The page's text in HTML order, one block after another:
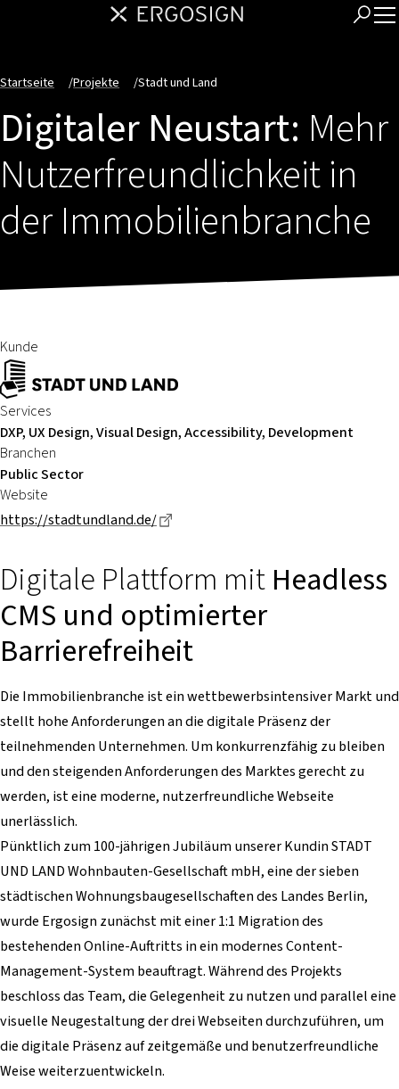
Startseite /Projekte /Stadt und Land
Digitaler Neustart: Mehr
Nutzerfreundlichkeit in
der Immobilienbranche
Kunde
Services
DXP, UX Design, Visual Design, Accessibility, Development
Branchen
Public Sector
Website
https://stadtundland.de/
Digitale Plattform mit Headless
CMS und optimierter
Barrierefreiheit
Die Immobilienbranche ist ein wettbewerbsintensiver Markt und
stellt hohe Anforderungen an die digitale Präsenz der
teilnehmenden Unternehmen. Um konkurrenzfähig zu bleiben
und den steigenden Anforderungen des Marktes gerecht zu
werden, ist eine moderne, nutzerfreundliche Webseite
unerlässlich.
Pünktlich zum 100-jährigen Jubiläum unserer Kundin STADT
UND LAND Wohnbauten-Gesellschaft mbH, eine der sieben
städtischen Wohnungsbaugesellschaften des Landes Berlin,
wurde Ergosign zunächst mit einer 1:1 Migration des
bestehenden Online-Auftritts in ein modernes Content-
Management-System beauftragt. Während des Projekts
beschloss das Team, die Gelegenheit zu nutzen und parallel eine
visuelle Neugestaltung der drei Webseiten durchzuführen, um
die digitale Präsenz auf zeitgemäße und benutzerfreundliche
Weise weiterzuentwickeln.